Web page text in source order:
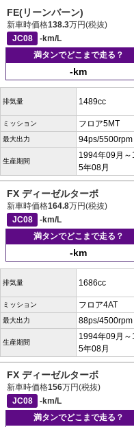
FE(リーンバーン)
新車時価格138.3万円(税抜)
JC08
-km/L
満タンでどこまで走る？
-km
排気量 1489cc
ミッション フロア5MT
最大出力 94ps/5500rpm
生産期間
1994年09月～
5年08月
FX ディーゼルターボ
新車時価格164.8万円(税抜)
JC08
-km/L
満タンでどこまで走る？
-km
排気量 1686cc
ミッション フロア4AT
最大出力 88ps/4500rpm
生産期間
1994年09月～
5年08月
FX ディーゼルターボ
新車時価格156万円(税抜)
JC08
-km/L
満タンでどこまで走る？